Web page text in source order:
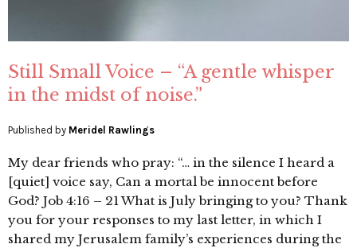
Still Small Voice – “A gentle whisper
in the midst of noise.”
Published by Meridel Rawlings
My dear friends who pray: “… in the silence I heard a
[quiet] voice say, Can a mortal be innocent before
God? Job 4:16 – 21 What is July bringing to you? Thank
you for your responses to my last letter, in which I
shared my Jerusalem family’s experiences during the